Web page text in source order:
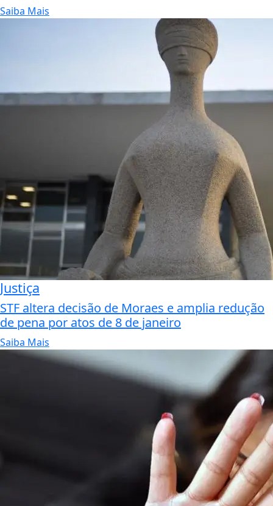
Saiba Mais
Justiça
STF altera decisão de Moraes e amplia redução
de pena por atos de 8 de janeiro
Saiba Mais